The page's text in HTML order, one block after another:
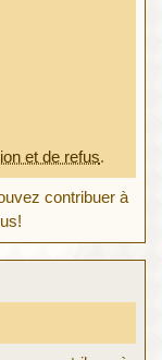
et de refus.
contribuer à